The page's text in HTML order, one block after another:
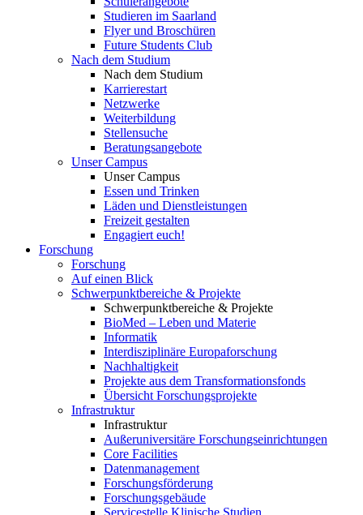
Studieren im Saarland
Flyer und Broschüren
Future Students Club
Nach dem Studium
Nach dem Studium
Karrierestart
Netzwerke
Weiterbildung
Stellensuche
Beratungsangebote
Unser Campus
Unser Campus
Essen und Trinken
Läden und Dienstleistungen
Freizeit gestalten
Engagiert euch!
Forschung
Forschung
Auf einen Blick
Schwerpunktbereiche & Projekte
Schwerpunktbereiche & Projekte
BioMed – Leben und Materie
Informatik
Interdisziplinäre Europaforschung
Nachhaltigkeit
Projekte aus dem Transformationsfonds
Übersicht Forschungsprojekte
Infrastruktur
Infrastruktur
Außeruniversitäre Forschungseinrichtungen
Core Facilities
Datenmanagement
Forschungsförderung
Forschungsgebäude
Servicestelle Klinische Studien